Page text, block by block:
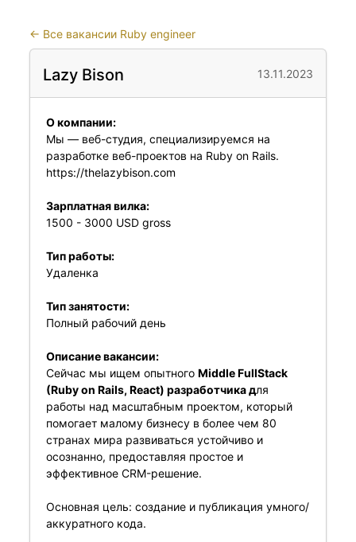
← Все вакансии Ruby engineer
Lazy Bison 13.11.2023
О компании:
Мы — веб-студия, специализируемся на
разработке веб-проектов на Ruby on Rails.
https://thelazybison.com
Зарплатная вилка:
1500 - 3000 USD gross
Тип работы:
Удаленка
Тип занятости:
Полный рабочий день
Описание вакансии:
Сейчас мы ищем опытного Middle FullStack
(Ruby on Rails, React) разработчика для
работы над масштабным проектом, который
помогает малому бизнесу в более чем 80
странах мира развиваться устойчиво и
осознанно, предоставляя простое и
эффективное CRM-решение.
Основная цель: создание и публикация умного/
аккуратного кода.